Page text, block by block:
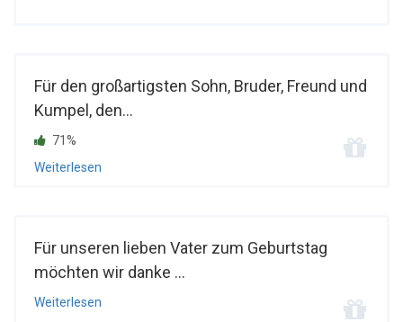
Für den großartigsten Sohn, Bruder, Freund und
Kumpel, den...
71%
Weiterlesen
Für unseren lieben Vater zum Geburtstag
möchten wir danke ...
Weiterlesen